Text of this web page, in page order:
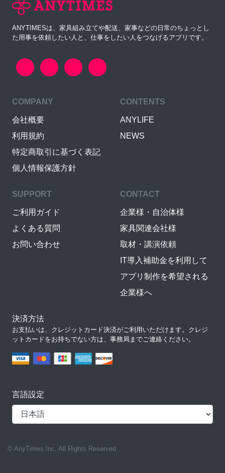
ANYTIMESは、家具組み立てや配送、家事などの日常のちょっとし
た用事を依頼したい人と、仕事をしたい人をつなげるアプリです。
COMPANY
会社概要
利用規約
特定商取引に基づく表記
個人情報保護方針
CONTENTS
ANYLIFE
NEWS
SUPPORT
ご利用ガイド
よくある質問
お問い合わせ
CONTACT
企業様・自治体様
家具関連会社様
取材・講演依頼
IT導入補助金を利用して
アプリ制作を希望される
企業様へ
決済方法
お支払いは、クレジットカード決済がご利用いただけます。クレジ
ットカードをお持ちでない方は、事務局までご連絡ください。
言語設定
© AnyTimes Inc. All Rights Reserved